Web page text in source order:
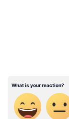
மூன் லைட்டிங்
செய்ய